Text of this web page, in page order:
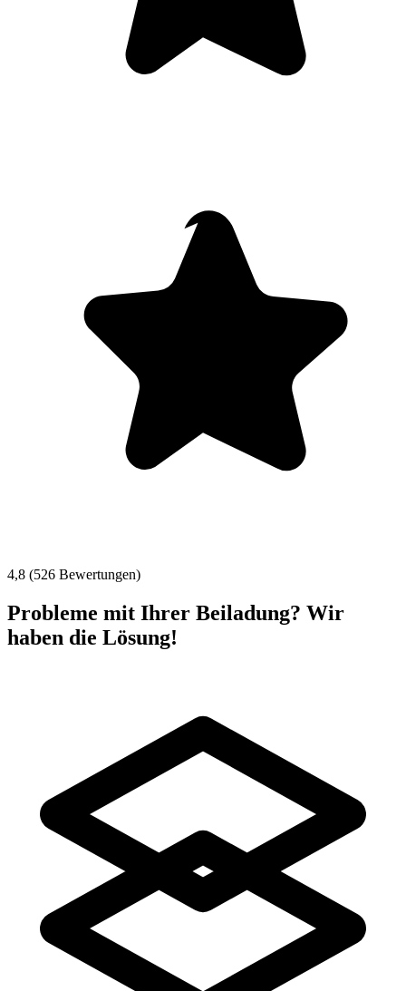
4,8 (526 Bewertungen)
Probleme mit Ihrer Beiladung? Wir
haben die Lösung!